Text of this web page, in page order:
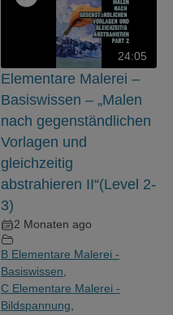
24:05
Elementare Malerei –
Basiswissen – „Malen
nach gegenständlichen
Vorlagen und
gleichzeitig
abstrahieren II“(Level 2-
3)
2 Monaten ago
B Elementare Malerei -
Basiswissen
C Elementare Malerei -
Bildspannung